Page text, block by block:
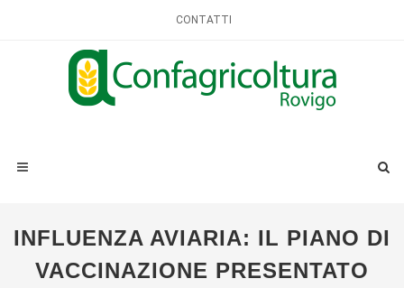
CONTATTI
INFLUENZA AVIARIA: IL PIANO DI
VACCINAZIONE PRESENTATO